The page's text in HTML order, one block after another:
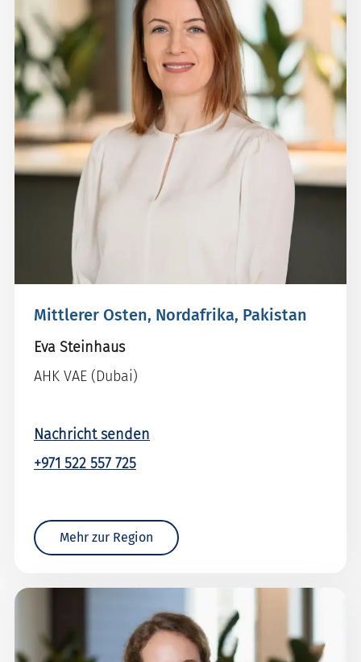
Mittlerer Osten, Nordafrika, Pakistan
Eva Steinhaus
AHK VAE (Dubai)
Nachricht senden
+971 522 557 725
Mehr zur Region